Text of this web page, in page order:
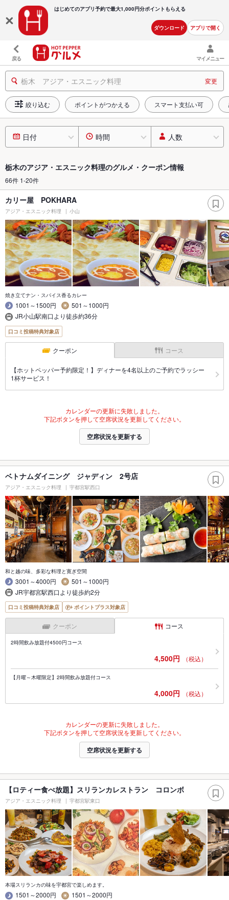
はじめてのアプリ予約で最大1,000円分ポイントもらえる
ダウンロード アプリで開く
戻る マイメニュー
栃木 アジア・エスニック料理 変更
絞り込む ポイントがつかえる スマート支払い可
日付 時間 人数
栃木のアジア・エスニック料理のグルメ・クーポン情報
66件 1-20件
カリー屋 POKHARA
アジア・エスニック料理 小山
焼き立てナン・スパイス香るカレー
1001～1500円
501～1000円
JR小山駅南口より徒歩約36分
口コミ投稿特典対象店
クーポン コース
【ホットペッパー予約限定！】ディナーを4名以上のご予約でラッシー
1杯サービス！
カレンダーの更新に失敗しました。
下記ボタンを押して空席状況を更新してください。
空席状況を更新する
ベトナムダイニング ジャディン 2号店
アジア・エスニック料理 宇都宮駅西口
和と越の味、多彩な料理と寛ぎ空間
3001～4000円
501～1000円
JR宇都宮駅西口より徒歩約2分
口コミ投稿特典対象店 ポイントプラス対象店
クーポン コース
2時間飲み放題付4500円コース
4,500円 （税込）
【月曜～木曜限定】2時間飲み放題付コース
4,000円 （税込）
カレンダーの更新に失敗しました。
下記ボタンを押して空席状況を更新してください。
空席状況を更新する
【ロティー食べ放題】スリランカレストラン コロンボ
アジア・エスニック料理 宇都宮駅東口
本場スリランカの味を宇都宮で楽しめます。
1501～2000円
1501～2000円